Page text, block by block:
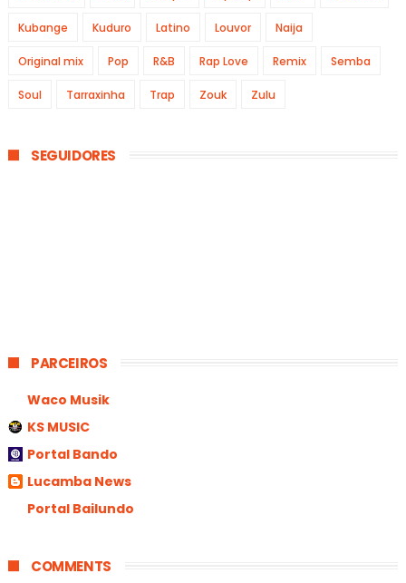
Kubange Kuduro Latino Louvor Naija
Original mix Pop R&B Rap Love Remix Semba
Soul Tarraxinha Trap Zouk Zulu
SEGUIDORES
PARCEIROS
Waco Musik
KS MUSIC
Portal Bando
Lucamba News
Portal Bailundo
COMMENTS